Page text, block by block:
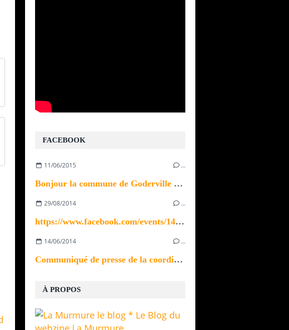
À PROPOS
FACEBOOK
11/06/2015 …
Bonjour la commune de Goderville recherche un ou...
29/08/2014 …
https://www.facebook.com/events/1433923370196535/
14/06/2014 …
Communiqué de presse de la coordination des...